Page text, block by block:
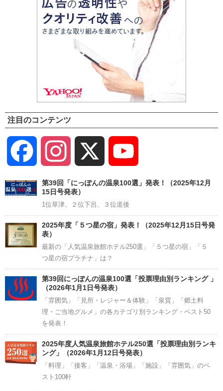
注目のコンテンツ
Facebook Instagram
Channel
第39回「にっぽんの温泉100選」発表！（2025年12月
15日号発表）
1位草津、２位下呂、３位道後
2025年度「５つ星の宿」発表！（2025年12月15日号発
表）
最新の「人気温泉旅館ホテル250選」「５つ星の宿」「５
つ星の宿プラチナ」は？
第39回にっぽんの温泉100選「投票理由別ランキング 」
（2026年1月1日号発表）
「雰囲気」「見所・レジャー＆体験」「泉質」「郷土料
理・ご当地グルメ」の各カテゴリ別ランキング・ベスト50
を発表！
2025年度人気温泉旅館ホテル250選「投票理由別ランキ
ング」（2026年1月12日号発表）
「料理」「接客」「温泉・浴場」「施設」「雰囲気」のベ
スト100軒